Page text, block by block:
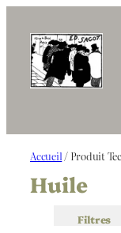
contenu
Accueil / Produit
Huile
Filtres